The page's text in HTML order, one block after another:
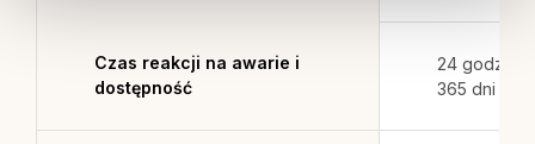
Czas reakcji na awarie i
dostępność
24 godz., 7
365 dni w